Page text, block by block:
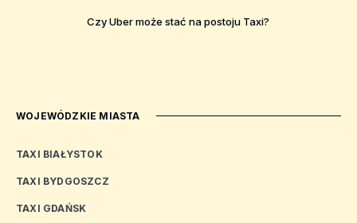
Czy Uber może stać na postoju Taxi?
WOJEWÓDZKIE MIASTA
TAXI BIAŁYSTOK
TAXI BYDGOSZCZ
TAXI GDAŃSK